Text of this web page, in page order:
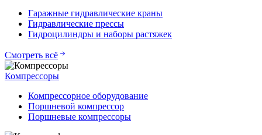
Гаражные гидравлические краны
Гидравлические прессы
Гидроцилиндры и наборы растяжек
Смотреть всё
Компрессоры
Компрессорное оборудование
Поршневой компрессор
Поршневые компрессоры